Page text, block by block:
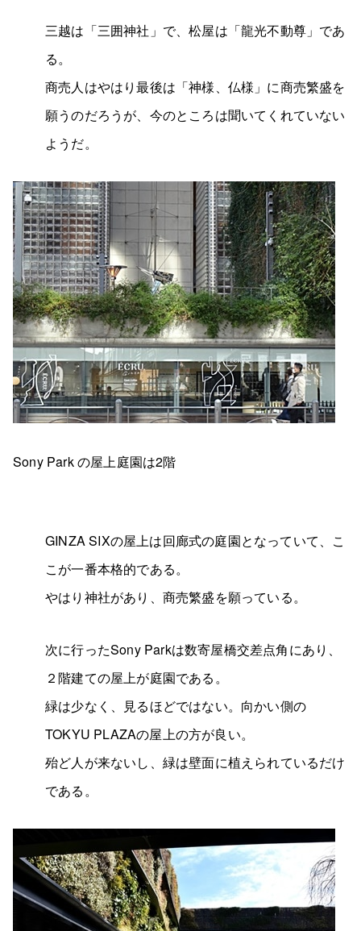
三越は「三囲神社」で、松屋は「龍光不動尊」であ
る。
商売人はやはり最後は「神様、仏様」に商売繁盛を
願うのだろうが、今のところは聞いてくれていない
ようだ。
Sony Park の屋上庭園は2階
GINZA SIXの屋上は回廊式の庭園となっていて、こ
こが一番本格的である。
やはり神社があり、商売繁盛を願っている。
次に行ったSony Parkは数寄屋橋交差点角にあり、
２階建ての屋上が庭園である。
緑は少なく、見るほどではない。向かい側の
TOKYU PLAZAの屋上の方が良い。
殆ど人が来ないし、緑は壁面に植えられているだけ
である。